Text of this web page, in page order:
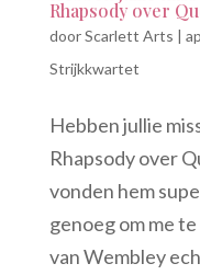
Rhapsody over
doorScarlett Arts |
Strijkkwartet
Hebben jullie
Rhapsody over
vonden hem
genoeg om me
van Wembley